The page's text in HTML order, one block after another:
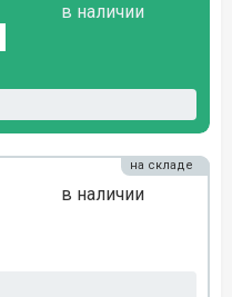
в наличии
в наличии
на складе